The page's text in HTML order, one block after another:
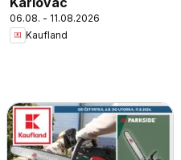
06.08. - 11.08.2026
Kaufland